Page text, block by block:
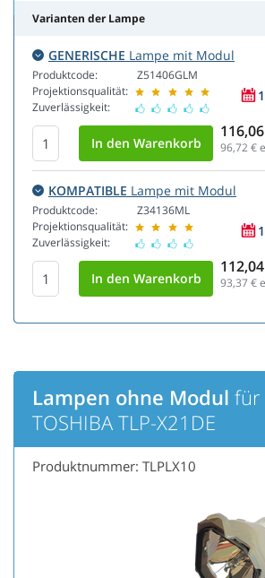
Varianten der Lampe
GENERISCHE Lampe mit Modul
Produktcode:
Projektionsqualität:
Zuverlässigkeit:
Z51406GLM
96,72€
KOMPATIBLE Lampe mit Modul
Produktcode:
Projektionsqualität:
Zuverlässigkeit:
Z34136ML
93,37 €
Lampen ohne Modul für
TOSHIBA TLP-X21DE
Produktnummer: TLPLX10